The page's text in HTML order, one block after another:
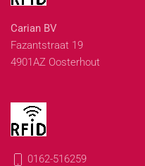
Carian BV
Fazantstraat 19
4901AZ Oosterhout
0162-516259